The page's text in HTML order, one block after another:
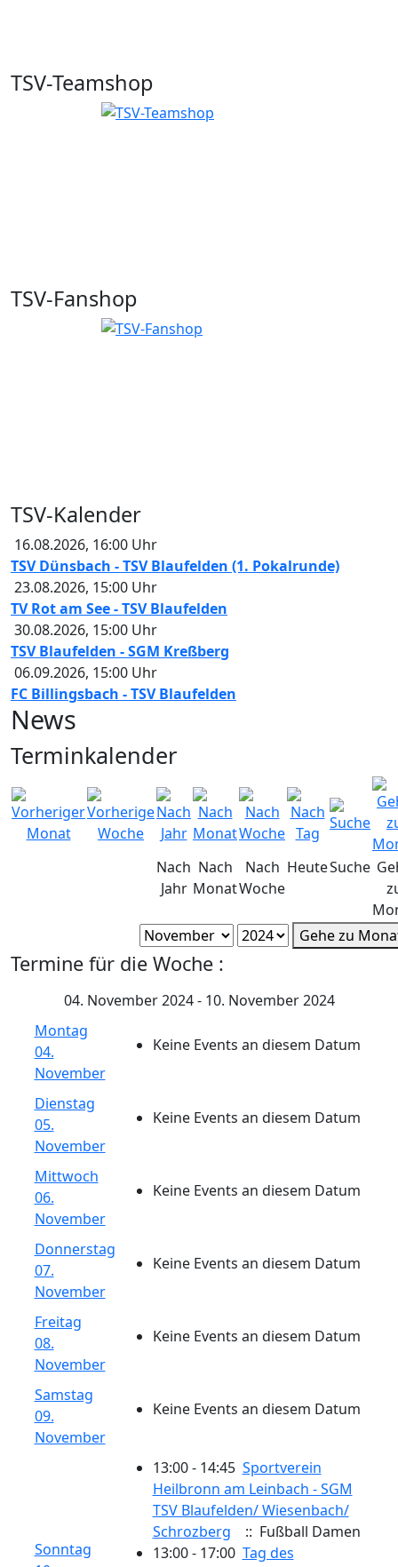
TSV-Teamshop
TSV-Fanshop
TSV-Kalender
16.08.2026, 16:00 Uhr
TSV Dünsbach - TSV Blaufelden (1. Pokalrunde)
23.08.2026, 15:00 Uhr
TV Rot am See - TSV Blaufelden
30.08.2026, 15:00 Uhr
TSV Blaufelden - SGM Kreßberg
06.09.2026, 15:00 Uhr
FC Billingsbach - TSV Blaufelden
News
Terminkalender
Nach
Jahr
Nach
Monat
Nach
Woche
HeuteSuche
Gehe zu
Termine für die Woche :
04. November 2024 - 10. November 2024
Montag
04.
November
Keine Events an diesem Datum
Dienstag
05.
November
Keine Events an diesem Datum
Mittwoch
06.
November
Keine Events an diesem Datum
Donnerstag
07.
November
Keine Events an diesem Datum
Freitag
08.
November
Keine Events an diesem Datum
Samstag
09.
November
Keine Events an diesem Datum
Sonntag
13:00 - 14:45 Sportverein
Heilbronn am Leinbach - SGM
TSV Blaufelden/​ Wiesenbach/​
Schrozberg
:: Fußball Damen
13:00 - 17:00 Tag des